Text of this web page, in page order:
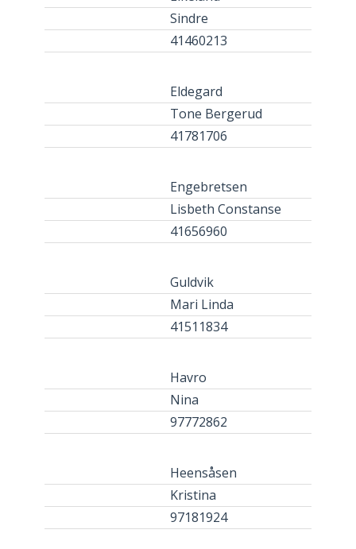
Sindre
41460213
Eldegard
Tone Bergerud
41781706
Engebretsen
Lisbeth Constanse
41656960
Guldvik
Mari Linda
41511834
Havro
Nina
97772862
Heensåsen
Kristina
97181924